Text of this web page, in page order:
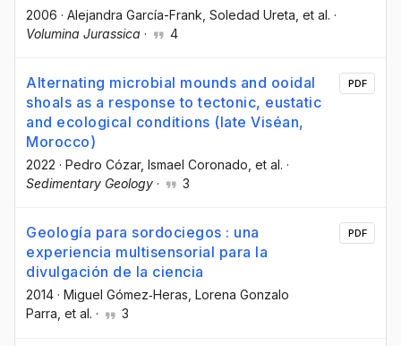
2006 · Alejandra García-Frank , Soledad Ureta , et al. ·
Volumina Jurassica · 4
Alternating microbial mounds and ooidal
shoals as a response to tectonic, eustatic
and ecological conditions (late Viséan,
Morocco)
2022 · Pedro Cózar, Ismael Coronado , et al. ·
Sedimentary Geology · 3
PDF
Geología para sordociegos : una
experiencia multisensorial para la
divulgación de la ciencia
2014 · Miguel Gómez‐Heras, Lorena Gonzalo
Parra, et al. · 3
PDF